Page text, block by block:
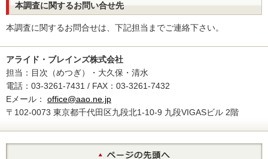
本調査に関するお問い合せ先
本調査に関するお問合せは、下記担当までご連絡下さい。
アライド・ブレインズ株式会社
担当：目次（めつぎ）・大久保・清水
電話：03-3261-7431 / FAX：03-3261-7432
Eメール： office@aao.ne.jp
〒102-0073 東京都千代田区九段北1-10-9 九段VIGASビル 2階